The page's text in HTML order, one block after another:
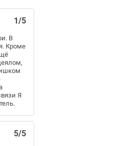
1/5
В
Кроме
Я
5/5